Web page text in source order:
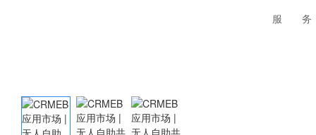
服 务